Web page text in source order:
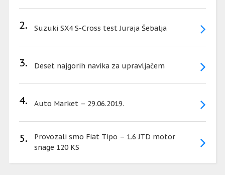
2. Suzuki SX4 S-Cross test Juraja Šebalja
3. Deset najgorih navika za upravljačem
4. Auto Market – 29.06.2019.
5.
Provozali smo Fiat Tipo – 1.6 JTD motor
snage 120 KS